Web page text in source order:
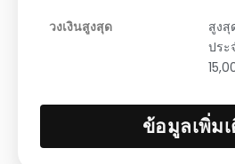
วงเงินสูงสุด
สูงสุ
ประ
ข้อมูลเพิ่ม